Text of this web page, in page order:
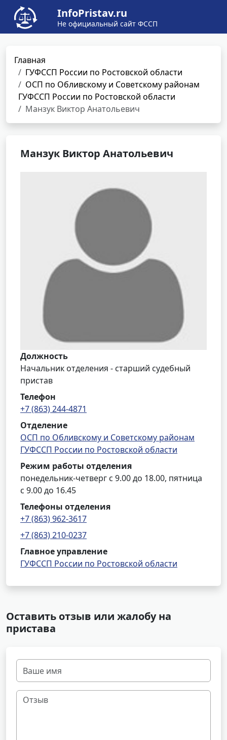
InfoPristav.ru
Не официальный сайт ФССП
Главная
ГУФССП России по Ростовской области
ОСП по Обливскому и Советскому районам
ГУФССП России по Ростовской области
Манзук Виктор Анатольевич
Манзук Виктор Анатольевич
Должность
Начальник отделения - старший судебный
пристав
Телефон
+7 (863) 244-4871
Отделение
ОСП по Обливскому и Советскому районам
ГУФССП России по Ростовской области
Режим работы отделения
понедельник-четверг с 9.00 до 18.00, пятница
с 9.00 до 16.45
Телефоны отделения
+7 (863) 962-3617
+7 (863) 210-0237
Главное управление
ГУФССП России по Ростовской области
Оставить отзыв или жалобу на
пристава